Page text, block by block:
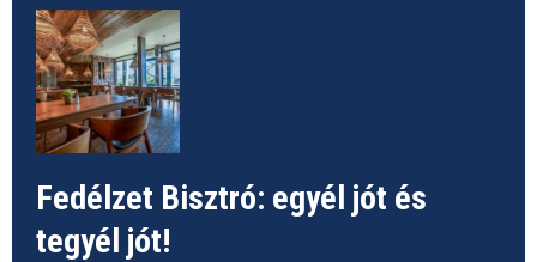
Fedélzet Bisztró: egyél jót és
tegyél jót!